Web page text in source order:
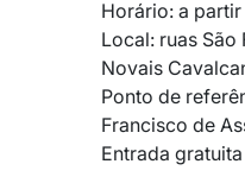
Horário: a partir
Local: ruas São
Novais
Ponto de
Francisco de
Entrada gratuita